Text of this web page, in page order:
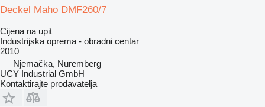
Deckel Maho DMF260/7
Cijena na upit
Industrijska oprema - obradni centar
2010
Njemačka, Nuremberg
UCY Industrial GmbH
Kontaktirajte prodavatelja